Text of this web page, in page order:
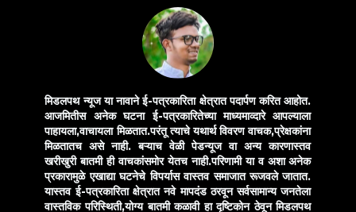
मिडलपथ न्यूज या नावाने ई-पत्रकारिता क्षेत्रात पदार्पण करित आहोत.
आजमितीस अनेक घटना ई-पत्रकारितेच्या माध्यमाव्दारे आपल्याला
पाहायला,वाचायला मिळतात.परंतू त्याचे यथार्थ विवरण वाचक,प्रेक्षकांना
मिळतातच असे नाही. बऱ्याच वेळी पेडन्यूज वा अन्य कारणास्तव
खरीखुरी बातमी ही वाचकांसमोर येतच नाही.परिणामी या व अशा अनेक
प्रकारामुळे एखाद्या घटनेचे विपर्यास वास्तव समाजात रूजवले जातात.
यास्तव ई-पत्रकारिता क्षेत्रात नवे मापदंड ठरवून सर्वसामान्य जनतेला
वास्तविक परिस्थिती,योग्य बातमी कळावी हा दृष्टिकोन ठेवून मिडलपथ